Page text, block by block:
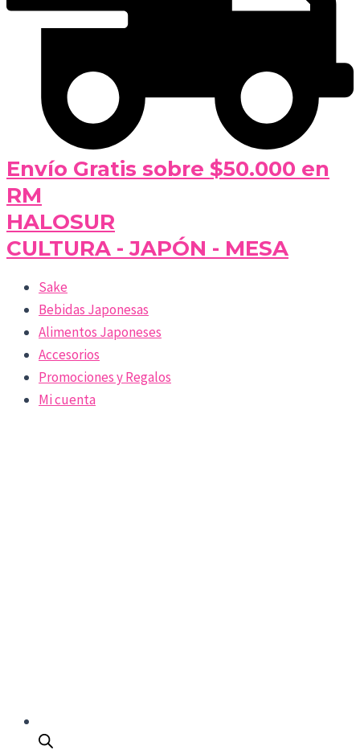
Envío Gratis sobre $50.000 en
RM
HALOSUR
CULTURA - JAPÓN - MESA
Sake
Bebidas Japonesas
Alimentos Japoneses
Accesorios
Promociones y Regalos
Mi cuenta